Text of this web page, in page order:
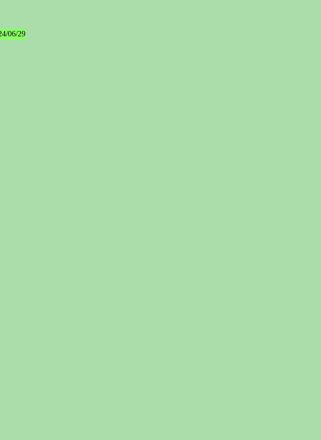
06/29